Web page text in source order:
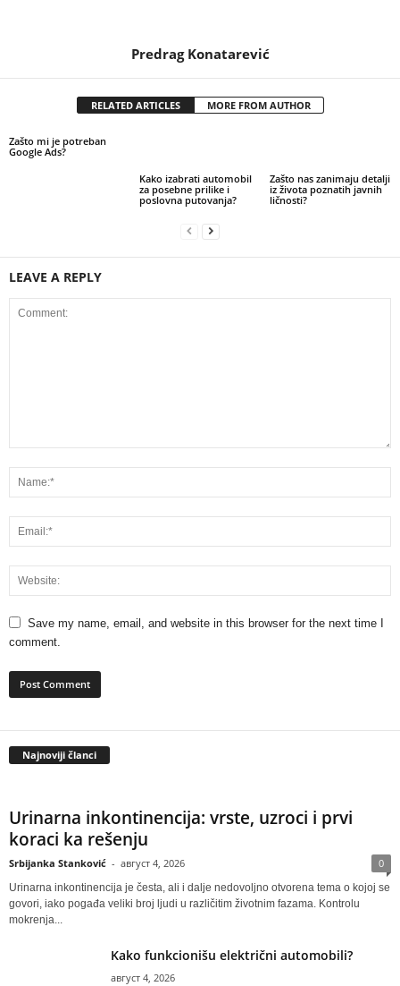
Predrag Konatarević
RELATED ARTICLES MORE FROM AUTHOR
Zašto mi je potreban
Google Ads?
Kako izabrati automobil
za posebne prilike i
poslovna putovanja?
Zašto nas zanimaju detalji
iz života poznatih javnih
ličnosti?
LEAVE A REPLY
Save my name, email, and website in this browser for the next time I
comment.
Najnoviji članci
Urinarna inkontinencija: vrste, uzroci i prvi
koraci ka rešenju
Srbijanka Stanković - август 4, 2026 0
Urinarna inkontinencija je česta, ali i dalje nedovoljno otvorena tema o kojoj se
govori, iako pogađa veliki broj ljudi u različitim životnim fazama. Kontrolu
mokrenja...
Kako funkcionišu električni automobili?
август 4, 2026